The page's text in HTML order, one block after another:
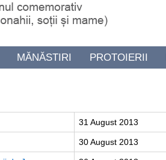
MĂNĂSTIRI PROTOIERII
31 August 2013
30 August 2013